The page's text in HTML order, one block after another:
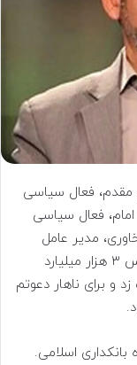
مقدم، فعال سیاسی
فعال سیاسی
مدیر عامل
پیشین بانک ملی ایران و متهم پرونده اختلاس ۳ هزار میلیارد
و برای ناهار دعوتم
بانکداری اسلامی.